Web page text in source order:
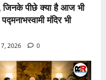
जिनके पीछे क्या है आज भी
मंदिर भी
2026 0